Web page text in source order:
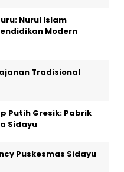
Nurul Islam
Modern
Tradisional
Putih Gresik: Pabrik
Sidayu
Puskesmas Sidayu